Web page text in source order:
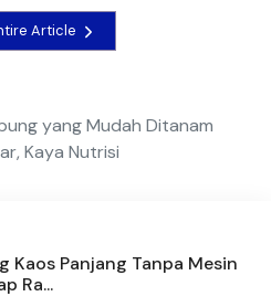
Article
yang Mudah Ditanam
Kaya Nutrisi
Kaos Panjang Tanpa Mesin
Ra...